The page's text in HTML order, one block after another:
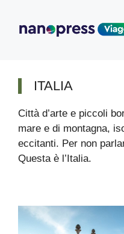
contenuto
ITALIA
Città d’arte e piccoli
mare e di montagna,
eccitanti. Per non
Questa è l’Italia.